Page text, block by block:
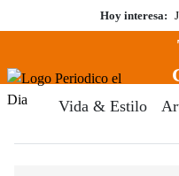
al
Hoy interesa:
Menú
Vida & Estilo